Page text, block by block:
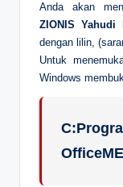
Anda akan
ZIONIS Yahudi
dengan lilin,
Untuk
Windows